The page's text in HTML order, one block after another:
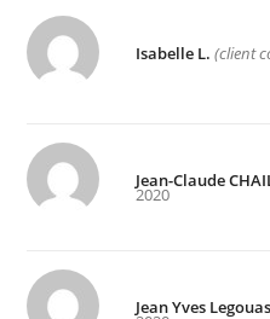
Isabelle L.(client
Jean-Claude
2020
Jean Yves